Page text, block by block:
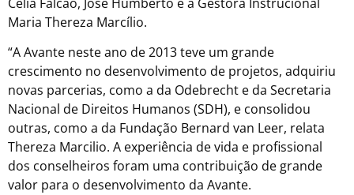
Maria Thereza Marcílio.
“A Avante neste ano de 2013 teve um grande
crescimento no desenvolvimento de projetos, adquiriu
novas parcerias, como a da Odebrecht e da Secretaria
Nacional de Direitos Humanos (SDH), e consolidou
outras, como a da Fundação Bernard van Leer, relata
Thereza Marcilio. A experiência de vida e profissional
dos conselheiros foram uma contribuição de grande
valor para o desenvolvimento da Avante.